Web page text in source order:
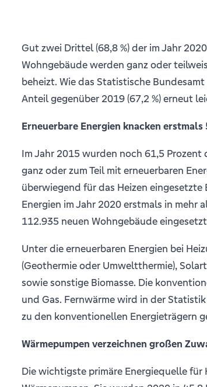
Gut zwei Drittel (68,8 %) der im Jahr
Wohngebäude werden ganz oder
beheizt. Wie das Statistische
Anteil gegenüber 2019 (67,2 %) erneut
Erneuerbare Energien knacken
Im Jahr 2015 wurden noch 61,5
ganz oder zum Teil mit erneuerbaren
überwiegend für das Heizen
Energien im Jahr 2020 erstmals in mehr
112.935 neuen Wohngebäude eingesetzt
Unter die erneuerbaren Energien bei
(Geothermie oder Umweltthermie),
sowie sonstige Biomasse. Die
und Gas. Fernwärme wird in der
zu den konventionellen Energieträgern
Wärmepumpen verzeichnen großen
Die wichtigste primäre Energiequelle